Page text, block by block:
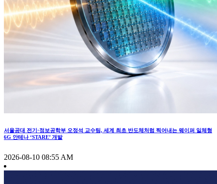
서울공대 전기·정보공학부 오정석 교수팀, 세계 최초 반도체처럼 찍어내는 웨이퍼 일체형
6G 안테나 ‘STARE’ 개발
2026-08-10 08:55 AM